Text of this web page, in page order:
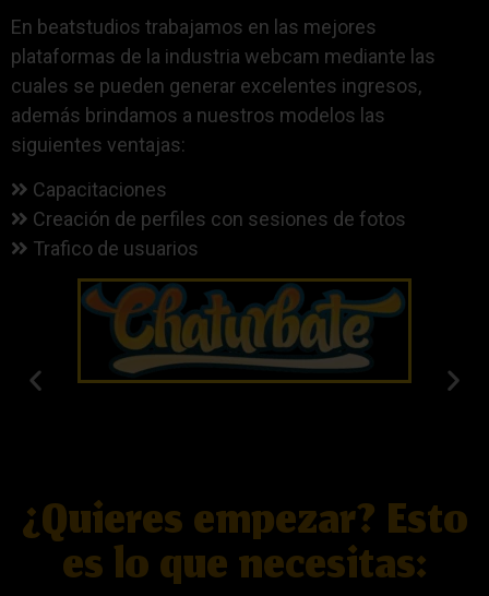
En beatstudios trabajamos en las mejores
plataformas de la industria webcam mediante las
cuales se pueden generar excelentes ingresos,
además brindamos a nuestros modelos las
siguientes ventajas:
Capacitaciones
Creación de perfiles con sesiones de fotos
Trafico de usuarios
¿Quieres empezar? Esto
es lo que necesitas: